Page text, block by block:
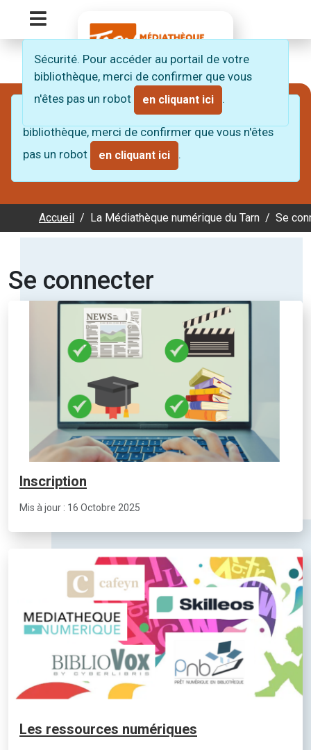
Menu Principal
Retour à l'accueil du site de la médiathèque
Sécurité. Pour accéder au portail de votre
bibliothèque, merci de confirmer que vous
n'êtes pas un robot
en cliquant ici
.
Sécurité. Pour accéder au portail de votre
bibliothèque, merci de confirmer que vous n'êtes
pas un robot
en cliquant ici .
Accueil La Médiathèque numérique du Tarn Se
Se connecter
Inscription
Mis à jour : 16 Octobre 2025
Les ressources numériques
Panneau de gestion des cookies